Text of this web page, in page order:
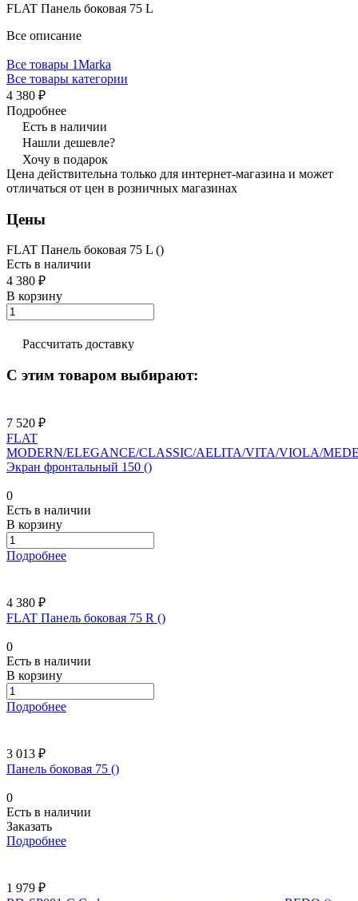
FLAT Панель боковая 75 L
Все описание
Все товары 1Marka
Все товары категории
4 380 ₽
Подробнее
Есть в наличии
Нашли дешевле?
Хочу в подарок
Цена действительна только для интернет-магазина и может
отличаться от цен в розничных магазинах
Цены
FLAT Панель боковая 75 L ()
Есть в наличии
4 380 ₽
В корзину
Рассчитать доставку
С этим товаром выбирают:
7 520 ₽
FLAT
MODERN/ELEGANCE/CLASSIC/AELITA/VITA/VIOLA/
Экран фронтальный 150 ()
0
Есть в наличии
В корзину
Подробнее
4 380 ₽
FLAT Панель боковая 75 R ()
0
Есть в наличии
В корзину
Подробнее
3 013 ₽
Панель боковая 75 ()
0
Есть в наличии
Заказать
Подробнее
1 979 ₽